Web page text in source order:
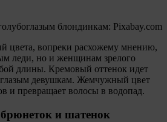
блондинкам: Pixabay.com
цвета, вопреки расхожему мнению,
леди, но и женщинам зрелого
длины. Кремовый оттенок идет
девушкам. Жемчужный цвет
и превращает волосы в водопад.
и шатенок